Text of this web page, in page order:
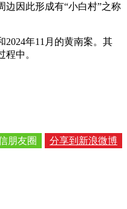
边因此形成有“小白村”之称
年11月的黄南案。其
中。
分享到新浪微博
朋友圈